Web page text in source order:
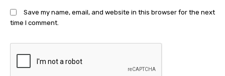
Save my name, email, and website in this browser for the next
time I comment.